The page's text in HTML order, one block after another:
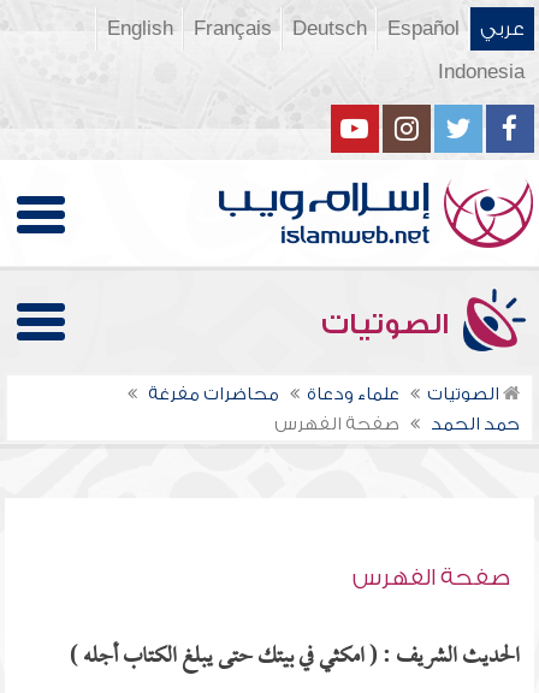
عربي Español
Deutsch
Français
English
Indonesia
الصوتيات
الصوتيات علماء ودعاة
محاضرات مفرغة
حمد الحمد
صفحة الفهرس
صفحة الفهرس
الحديث الشريف : ( امكثي في بيتك حتى يبلغ الكتاب أجله )